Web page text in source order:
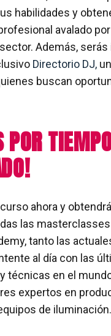
habilidades y
avalado
Además, serás
Directorio DJ,
buscan
POR
ahora y
las
tanto las
al día con las
técnicas en el
expertos en
de iluminación.